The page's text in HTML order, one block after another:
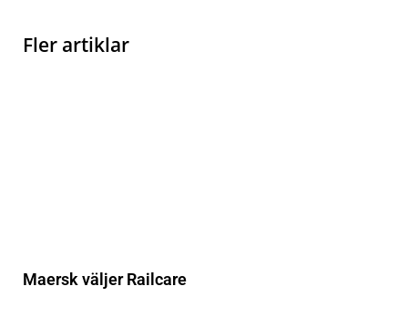
Fler artiklar
Maersk väljer Railcare